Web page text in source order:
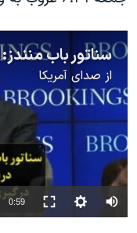
از صدای آمریکا
available
0:59